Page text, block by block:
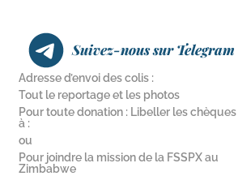
Suivez-nous sur Telegram
Adresse d’envoi des colis :
Tout le reportage et les photos
Pour toute donation : Libeller les chèques
à :
ou
Pour joindre la mission de la FSSPX au
Zimbabwe